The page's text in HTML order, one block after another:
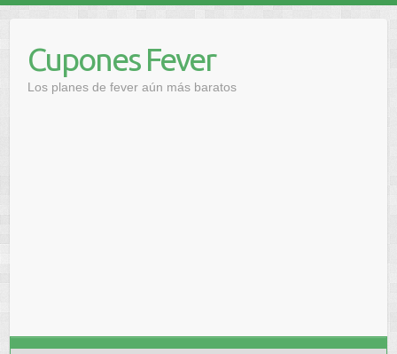
contenidoCupones Fever
Los planes de fever aún más baratos